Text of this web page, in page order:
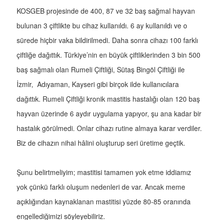
KOSGEB projesinde de 400, 87 ve 32 baş sağmal hayvan
bulunan 3 çiftlikte bu cihaz kullanıldı. 6 ay kullanıldı ve o
sürede hiçbir vaka bildirilmedi. Daha sonra cihazı 100 farklı
çiftliğe dağıttık. Türkiye’nin en büyük çiftliklerinden 3 bin 500
baş sağmalı olan Rumeli Çiftliği, Sütaş Bingöl Çiftliği ile
İzmir, Adıyaman, Kayseri gibi birçok ilde kullanıcılara
dağıttık. Rumeli Çiftliği kronik mastitis hastalığı olan 120 baş
hayvan üzerinde 6 aydır uygulama yapıyor, şu ana kadar bir
hastalık görülmedi. Onlar cihazı rutine almaya karar verdiler.
Biz de cihazın nihai hâlini oluşturup seri üretime geçtik.
Şunu belirtmeliyim; mastitisi tamamen yok etme iddiamız
yok çünkü farklı oluşum nedenleri de var. Ancak meme
açıklığından kaynaklanan mastitisi yüzde 80-85 oranında
engellediğimizi söyleyebiliriz.